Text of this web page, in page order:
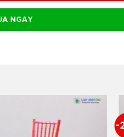
NGAY
-